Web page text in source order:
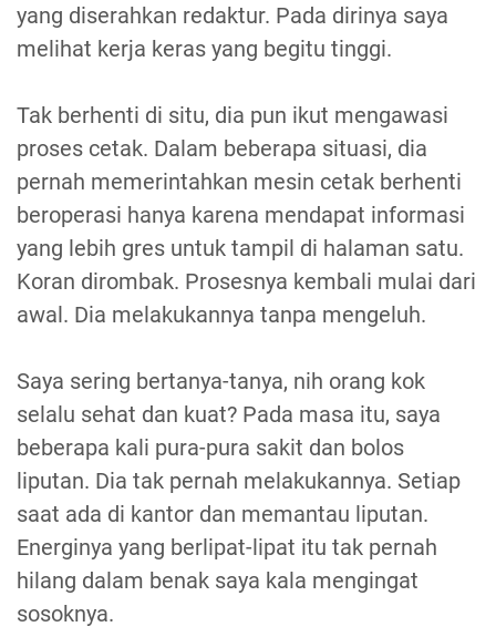
yang diserahkan redaktur. Pada dirinya saya
melihat kerja keras yang begitu tinggi.
Tak berhenti di situ, dia pun ikut mengawasi
proses cetak. Dalam beberapa situasi, dia
pernah memerintahkan mesin cetak berhenti
beroperasi hanya karena mendapat informasi
yang lebih gres untuk tampil di halaman satu.
Koran dirombak. Prosesnya kembali mulai dari
awal. Dia melakukannya tanpa mengeluh.
Saya sering bertanya-tanya, nih orang kok
selalu sehat dan kuat? Pada masa itu, saya
beberapa kali pura-pura sakit dan bolos
liputan. Dia tak pernah melakukannya. Setiap
saat ada di kantor dan memantau liputan.
Energinya yang berlipat-lipat itu tak pernah
hilang dalam benak saya kala mengingat
sosoknya.